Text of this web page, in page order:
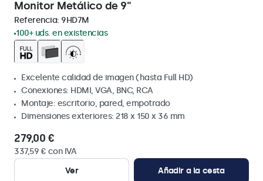
Monitor Metálico de 9"
Referencia: 9HD7M
100+ uds. en existencias
Excelente calidad de imagen (hasta Full HD)
Conexiones: HDMI, VGA, BNC, RCA
Montaje: escritorio, pared, empotrado
Dimensiones exteriores: 218 x 150 x 36 mm
279,00 €
337,59 € con IVA
Ver
Añadir a la cesta